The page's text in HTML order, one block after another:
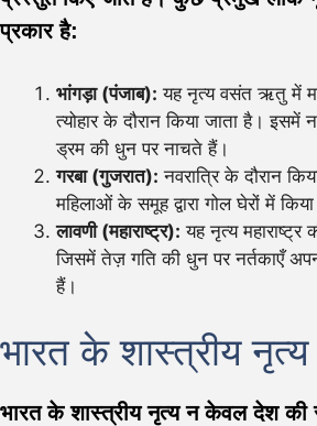
प्रकार है:
भांगड़ा (पंजाब): यह नृत्य वसंत ऋतु में
त्योहार के दौरान किया जाता है। इसमें
ड्रम की धुन पर नाचते हैं।
गरबा (गुजरात): नवरात्रि के दौरान
महिलाओं के समूह द्वारा गोल घेरों में
लावणी (महाराष्ट्र): यह नृत्य महाराष्ट्र
जिसमें तेज़ गति की धुन पर नर्तकाएँ
हैं।
भारत के शास्त्रीय नृत्य
भारत के शास्त्रीय नृत्य न केवल देश की